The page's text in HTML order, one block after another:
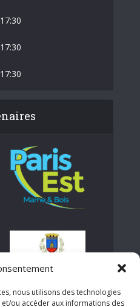
nous utilisons des technologies
ou accéder aux informations des